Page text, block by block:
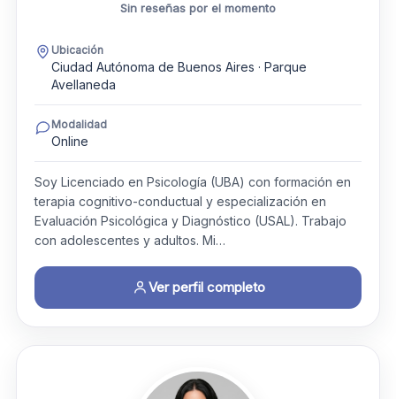
Sin reseñas por el momento
Ubicación
Ciudad Autónoma de Buenos Aires · Parque
Avellaneda
Modalidad
Online
Soy Licenciado en Psicología (UBA) con formación en
terapia cognitivo-conductual y especialización en
Evaluación Psicológica y Diagnóstico (USAL). Trabajo
con adolescentes y adultos. Mi…
Ver perfil completo